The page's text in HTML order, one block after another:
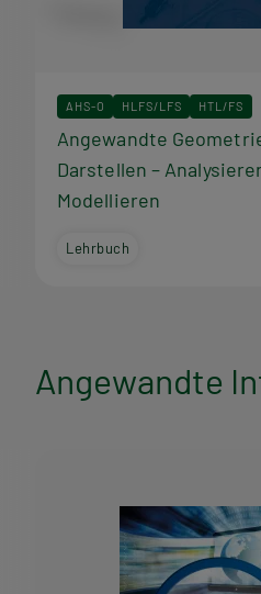
a
m
m
AHS-O HLFS/LFS HTL/FS
Angewandte
Darstellen –
Modellieren
Lehrbuch
Angewandte